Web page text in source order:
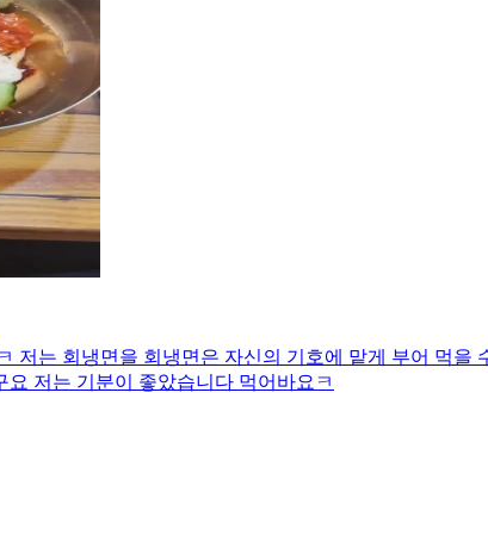
저는 회냉면을 회냉면은 자신의 기호에 맡게 부어 먹
저는 기분이 좋았습니다 먹어바요ㅋ